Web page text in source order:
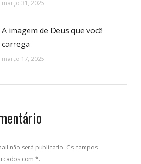
março 31, 2025
A imagem de Deus que você
carrega
março 17, 2025
não será publicado. Os campos
com *.